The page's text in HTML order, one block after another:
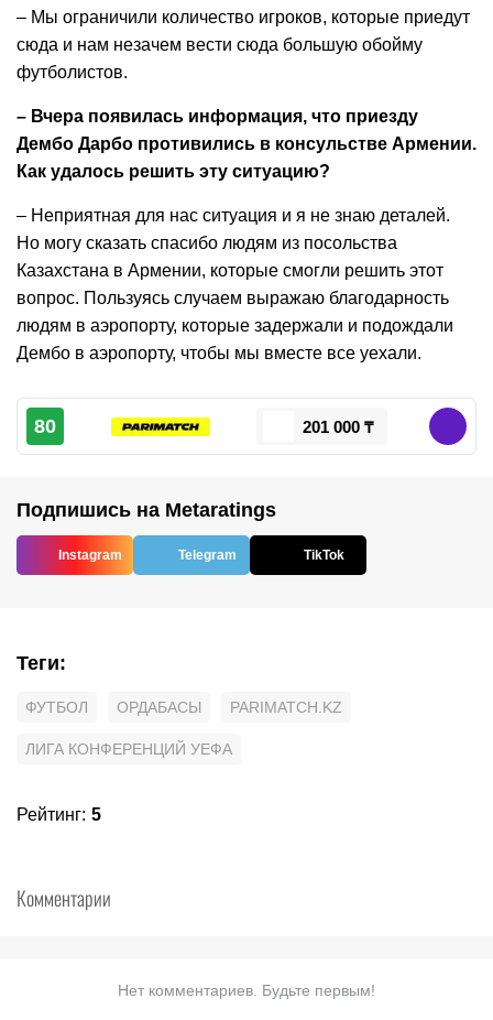
– Мы ограничили количество игроков, которые приедут
сюда и нам незачем вести сюда большую обойму
футболистов.
– Вчера появилась информация, что приезду
Дембо Дарбо противились в консульстве Армении.
Как удалось решить эту ситуацию?
– Неприятная для нас ситуация и я не знаю деталей.
Но могу сказать спасибо людям из посольства
Казахстана в Армении, которые смогли решить этот
вопрос. Пользуясь случаем выражаю благодарность
людям в аэропорту, которые задержали и подождали
Дембо в аэропорту, чтобы мы вместе все уехали.
80 201 000 ₸
Подпишись на Metaratings
Instagram Telegram TikTok
Теги:
ФУТБОЛ ОРДАБАСЫ PARIMATCH.KZ
ЛИГА КОНФЕРЕНЦИЙ УЕФА
Рейтинг: 5
Комментарии
Нет комментариев. Будьте первым!